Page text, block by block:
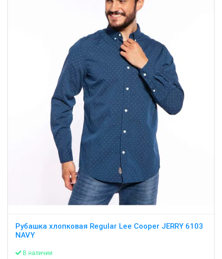
Рубашка хлопковая Regular Lee Cooper JERRY 6103
NAVY
В наличии